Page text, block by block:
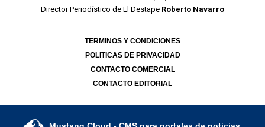
Director Periodístico de El Destape Roberto Navarro
TERMINOS Y CONDICIONES
POLITICAS DE PRIVACIDAD
CONTACTO COMERCIAL
CONTACTO EDITORIAL